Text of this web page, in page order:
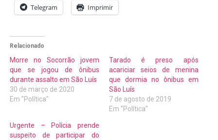
Telegram Imprimir
Relacionado
Morre no Socorrão jovem
que se jogou de ônibus
durante assalto em São Luís
30 de março de 2020
Em "Política"
Tarado é preso após
acariciar seios de menina
que dormia no ônibus em
São Luís
7 de agosto de 2019
Em "Política"
Urgente – Polícia prende
suspeito de participar do